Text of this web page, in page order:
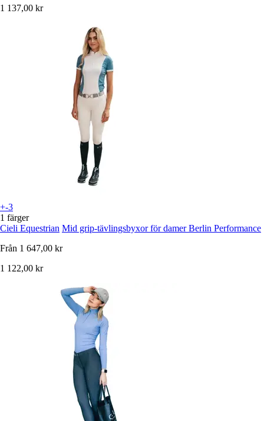
1 137,00 kr
+-3
1 färger
Cieli Equestrian Mid grip-tävlingsbyxor för damer Berlin Performance
Från 1 647,00 kr
1 122,00 kr